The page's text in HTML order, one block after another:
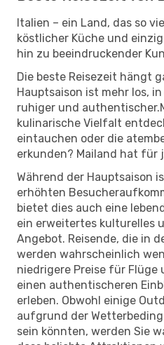
Italien – ein Land, das so
köstlicher Küche und
hin zu beeindruckender
Die beste Reisezeit hängt
Hauptsaison ist mehr los,
ruhiger und
kulinarische Vielfalt
eintauchen oder die
erkunden? Mailand hat für
Während der Hauptsaison
erhöhten
bietet dies auch eine
ein erweitertes kulturelles
Angebot. Reisende, die in
werden wahrscheinlich
niedrigere Preise für
einen authentischeren
erleben. Obwohl einige
aufgrund der
sein könnten, werden Sie